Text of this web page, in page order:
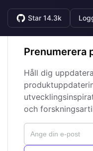
Star 14.3k
Prenumerera
Håll dig
och